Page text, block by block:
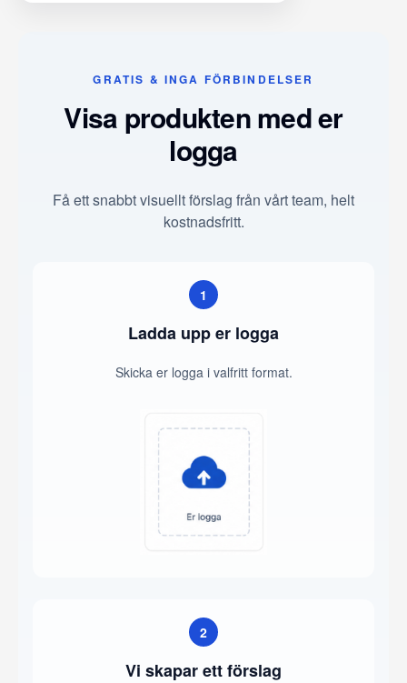
GRATIS & INGA FÖRBINDELSER
Visa produkten med er
logga
Få ett snabbt visuellt förslag från vårt team, helt
kostnadsfritt.
1
Ladda upp er logga
Skicka er logga i valfritt format.
2
Vi skapar ett förslag